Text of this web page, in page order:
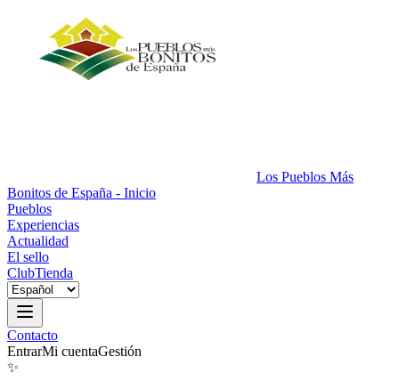
Los Pueblos Más
Bonitos de España - Inicio
Pueblos
Experiencias
Actualidad
El sello
ClubTienda
Contacto
EntrarMi cuentaGestión
✨